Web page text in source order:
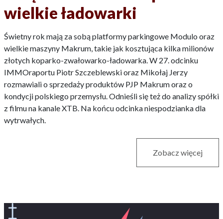
wielkie ładowarki
Świetny rok mają za sobą platformy parkingowe Modulo oraz
wielkie maszyny Makrum, takie jak kosztująca kilka milionów
złotych koparko-zwałowarko-ładowarka. W 27. odcinku
IMMOraportu Piotr Szczeblewski oraz Mikołaj Jerzy
rozmawiali o sprzedaży produktów PJP Makrum oraz o
kondycji polskiego przemysłu. Odnieśli się też do analizy spółki
z filmu na kanale XTB. Na końcu odcinka niespodzianka dla
wytrwałych.
Zobacz więcej